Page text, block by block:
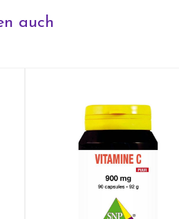
auch